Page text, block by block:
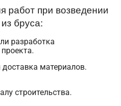
работ при возведении
бруса:
разработка
материалов.
строительства.